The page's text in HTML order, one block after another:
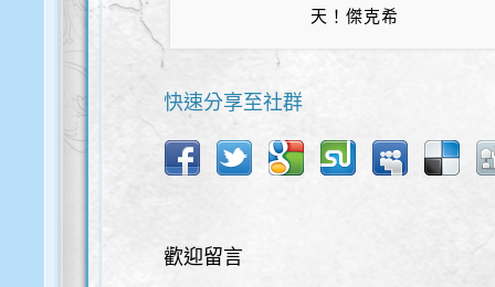
天！傑克希
快速分享至社群
歡迎留言